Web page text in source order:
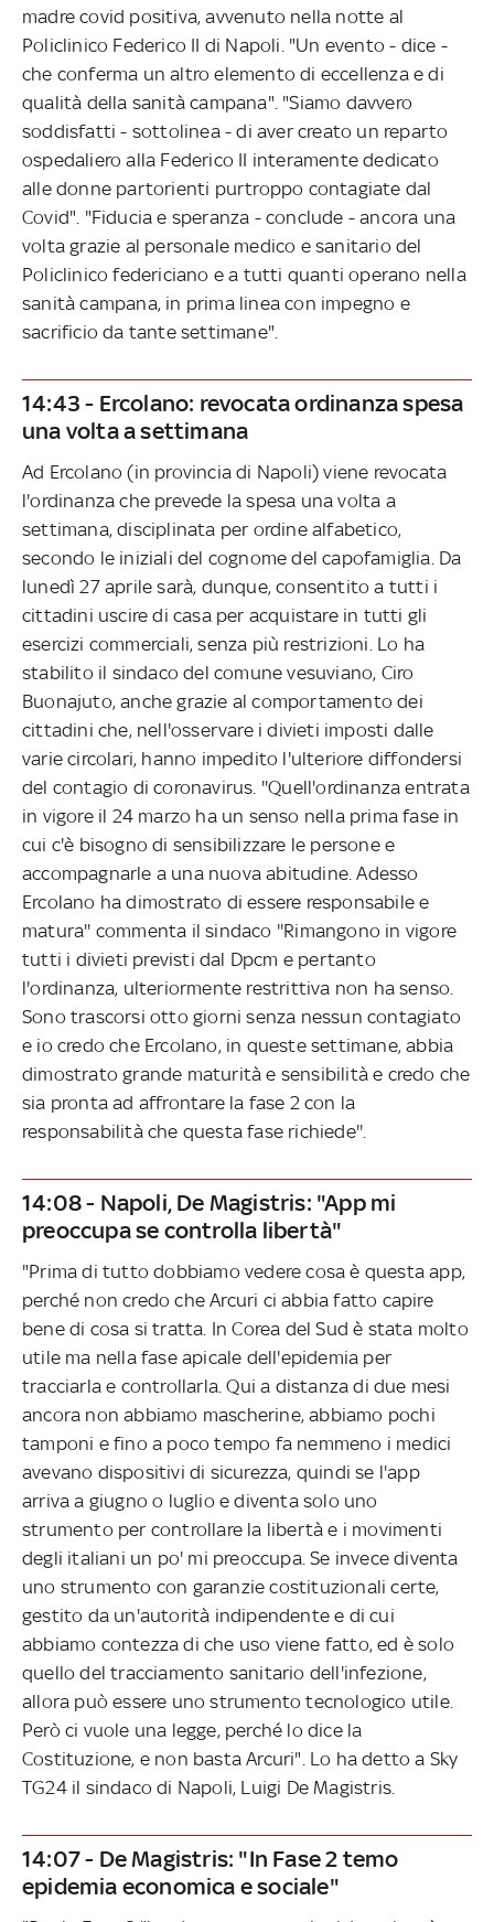
madre covid positiva, avvenuto nella notte al
Policlinico Federico II di Napoli. "Un evento - dice -
che conferma un altro elemento di eccellenza e di
qualità della sanità campana". "Siamo davvero
soddisfatti - sottolinea - di aver creato un reparto
ospedaliero alla Federico II interamente dedicato
alle donne partorienti purtroppo contagiate dal
Covid". "Fiducia e speranza - conclude - ancora una
volta grazie al personale medico e sanitario del
Policlinico federiciano e a tutti quanti operano nella
sanità campana, in prima linea con impegno e
sacrificio da tante settimane".
14:43 - Ercolano: revocata ordinanza spesa
una volta a settimana
Ad Ercolano (in provincia di Napoli) viene revocata
l'ordinanza che prevede la spesa una volta a
settimana, disciplinata per ordine alfabetico,
secondo le iniziali del cognome del capofamiglia. Da
lunedì 27 aprile sarà, dunque, consentito a tutti i
cittadini uscire di casa per acquistare in tutti gli
esercizi commerciali, senza più restrizioni. Lo ha
stabilito il sindaco del comune vesuviano, Ciro
Buonajuto, anche grazie al comportamento dei
cittadini che, nell'osservare i divieti imposti dalle
varie circolari, hanno impedito l'ulteriore diffondersi
del contagio di coronavirus. ''Quell'ordinanza entrata
in vigore il 24 marzo ha un senso nella prima fase in
cui c'è bisogno di sensibilizzare le persone e
accompagnarle a una nuova abitudine. Adesso
Ercolano ha dimostrato di essere responsabile e
matura'' commenta il sindaco ''Rimangono in vigore
tutti i divieti previsti dal Dpcm e pertanto
l'ordinanza, ulteriormente restrittiva non ha senso.
Sono trascorsi otto giorni senza nessun contagiato
e io credo che Ercolano, in queste settimane, abbia
dimostrato grande maturità e sensibilità e credo che
sia pronta ad affrontare la fase 2 con la
responsabilità che questa fase richiede''.
14:08 - Napoli, De Magistris: "App mi
preoccupa se controlla libertà"
"Prima di tutto dobbiamo vedere cosa è questa app,
perché non credo che Arcuri ci abbia fatto capire
bene di cosa si tratta. In Corea del Sud è stata molto
utile ma nella fase apicale dell'epidemia per
tracciarla e controllarla. Qui a distanza di due mesi
ancora non abbiamo mascherine, abbiamo pochi
tamponi e fino a poco tempo fa nemmeno i medici
avevano dispositivi di sicurezza, quindi se l'app
arriva a giugno o luglio e diventa solo uno
strumento per controllare la libertà e i movimenti
degli italiani un po' mi preoccupa. Se invece diventa
uno strumento con garanzie costituzionali certe,
gestito da un'autorità indipendente e di cui
abbiamo contezza di che uso viene fatto, ed è solo
quello del tracciamento sanitario dell'infezione,
allora può essere uno strumento tecnologico utile.
Però ci vuole una legge, perché lo dice la
Costituzione, e non basta Arcuri". Lo ha detto a Sky
TG24 il sindaco di Napoli, Luigi De Magistris.
14:07 - De Magistris: "In Fase 2 temo
epidemia economica e sociale"